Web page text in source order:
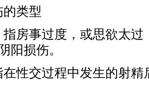
的类型
房事过度，或思欲太过
阳损伤。
性交过程中发生的射精